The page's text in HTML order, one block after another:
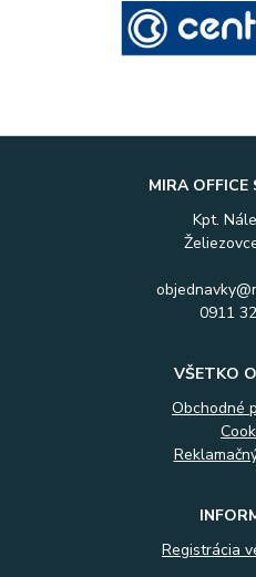
MIRA OFFICE
Kpt.
0911
VŠETKO
Obchodné
Registrácia